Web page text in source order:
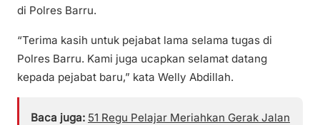
di Polres Barru.
“Terima kasih untuk pejabat lama selama tugas di
Polres Barru. Kami juga ucapkan selamat datang
kepada pejabat baru,” kata Welly Abdillah.
Baca juga: 51 Regu Pelajar Meriahkan Gerak Jalan